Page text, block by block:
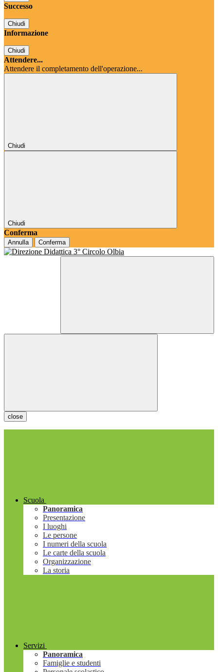
Successo
Chiudi
Informazione
Chiudi
Attendere...
Attendere il completamento dell'operazione...
Chiudi
Chiudi
Conferma
Annulla Conferma
close
Scuola
Panoramica
Presentazione
I luoghi
Le persone
I numeri della scuola
Le carte della scuola
Organizzazione
La storia
Servizi
Panoramica
Famiglie e studenti